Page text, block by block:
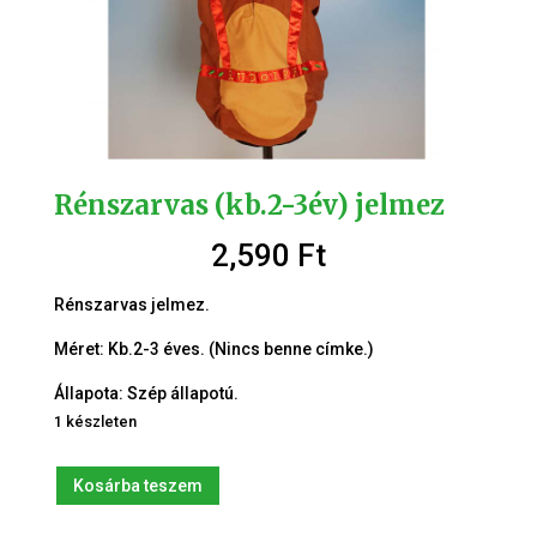
Rénszarvas (kb.2-3év) jelmez
2,590 Ft
Rénszarvas jelmez.
Méret: Kb.2-3 éves. (Nincs benne címke.)
Állapota: Szép állapotú.
1 készleten
Rénszarvas
(kb.2-
Kosárba teszem